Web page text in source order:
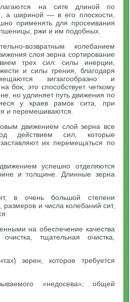
на сите длиной по
а шириной — в его плоскости,
применять для просеивания
ржи и им подобных.
возвратным колебанием
слоя зерна сортирование
трех сил: силы инерции,
и силы трения, благодаря
зигзагообразно и
бок; это способствует четкому
но удлиняет путь движения по
у краев рамок сита, при
и перемешиваются.
движением слой зерна все
действием сил, которые
их перемещаться по
успешно отделяются
и толщине. Длинные зерна
в очень большой степени
размеров и числа колебаний сит,
на обеспечение качества
тщательная очистка,
зерен, которое требуется
«недосева»; общей